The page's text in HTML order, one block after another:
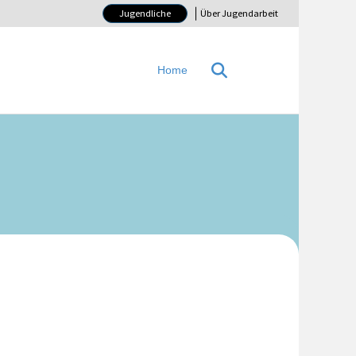
Jugendliche Über Jugendarbeit
Home